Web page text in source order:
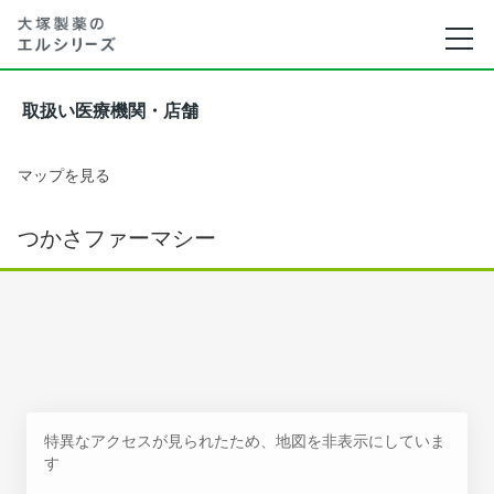
取扱い医療機関・店舗
マップを見る
つかさファーマシー
特異なアクセスが見られたため、地図を非表示にしていま
す